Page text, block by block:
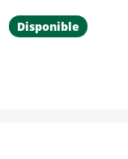
Disponible